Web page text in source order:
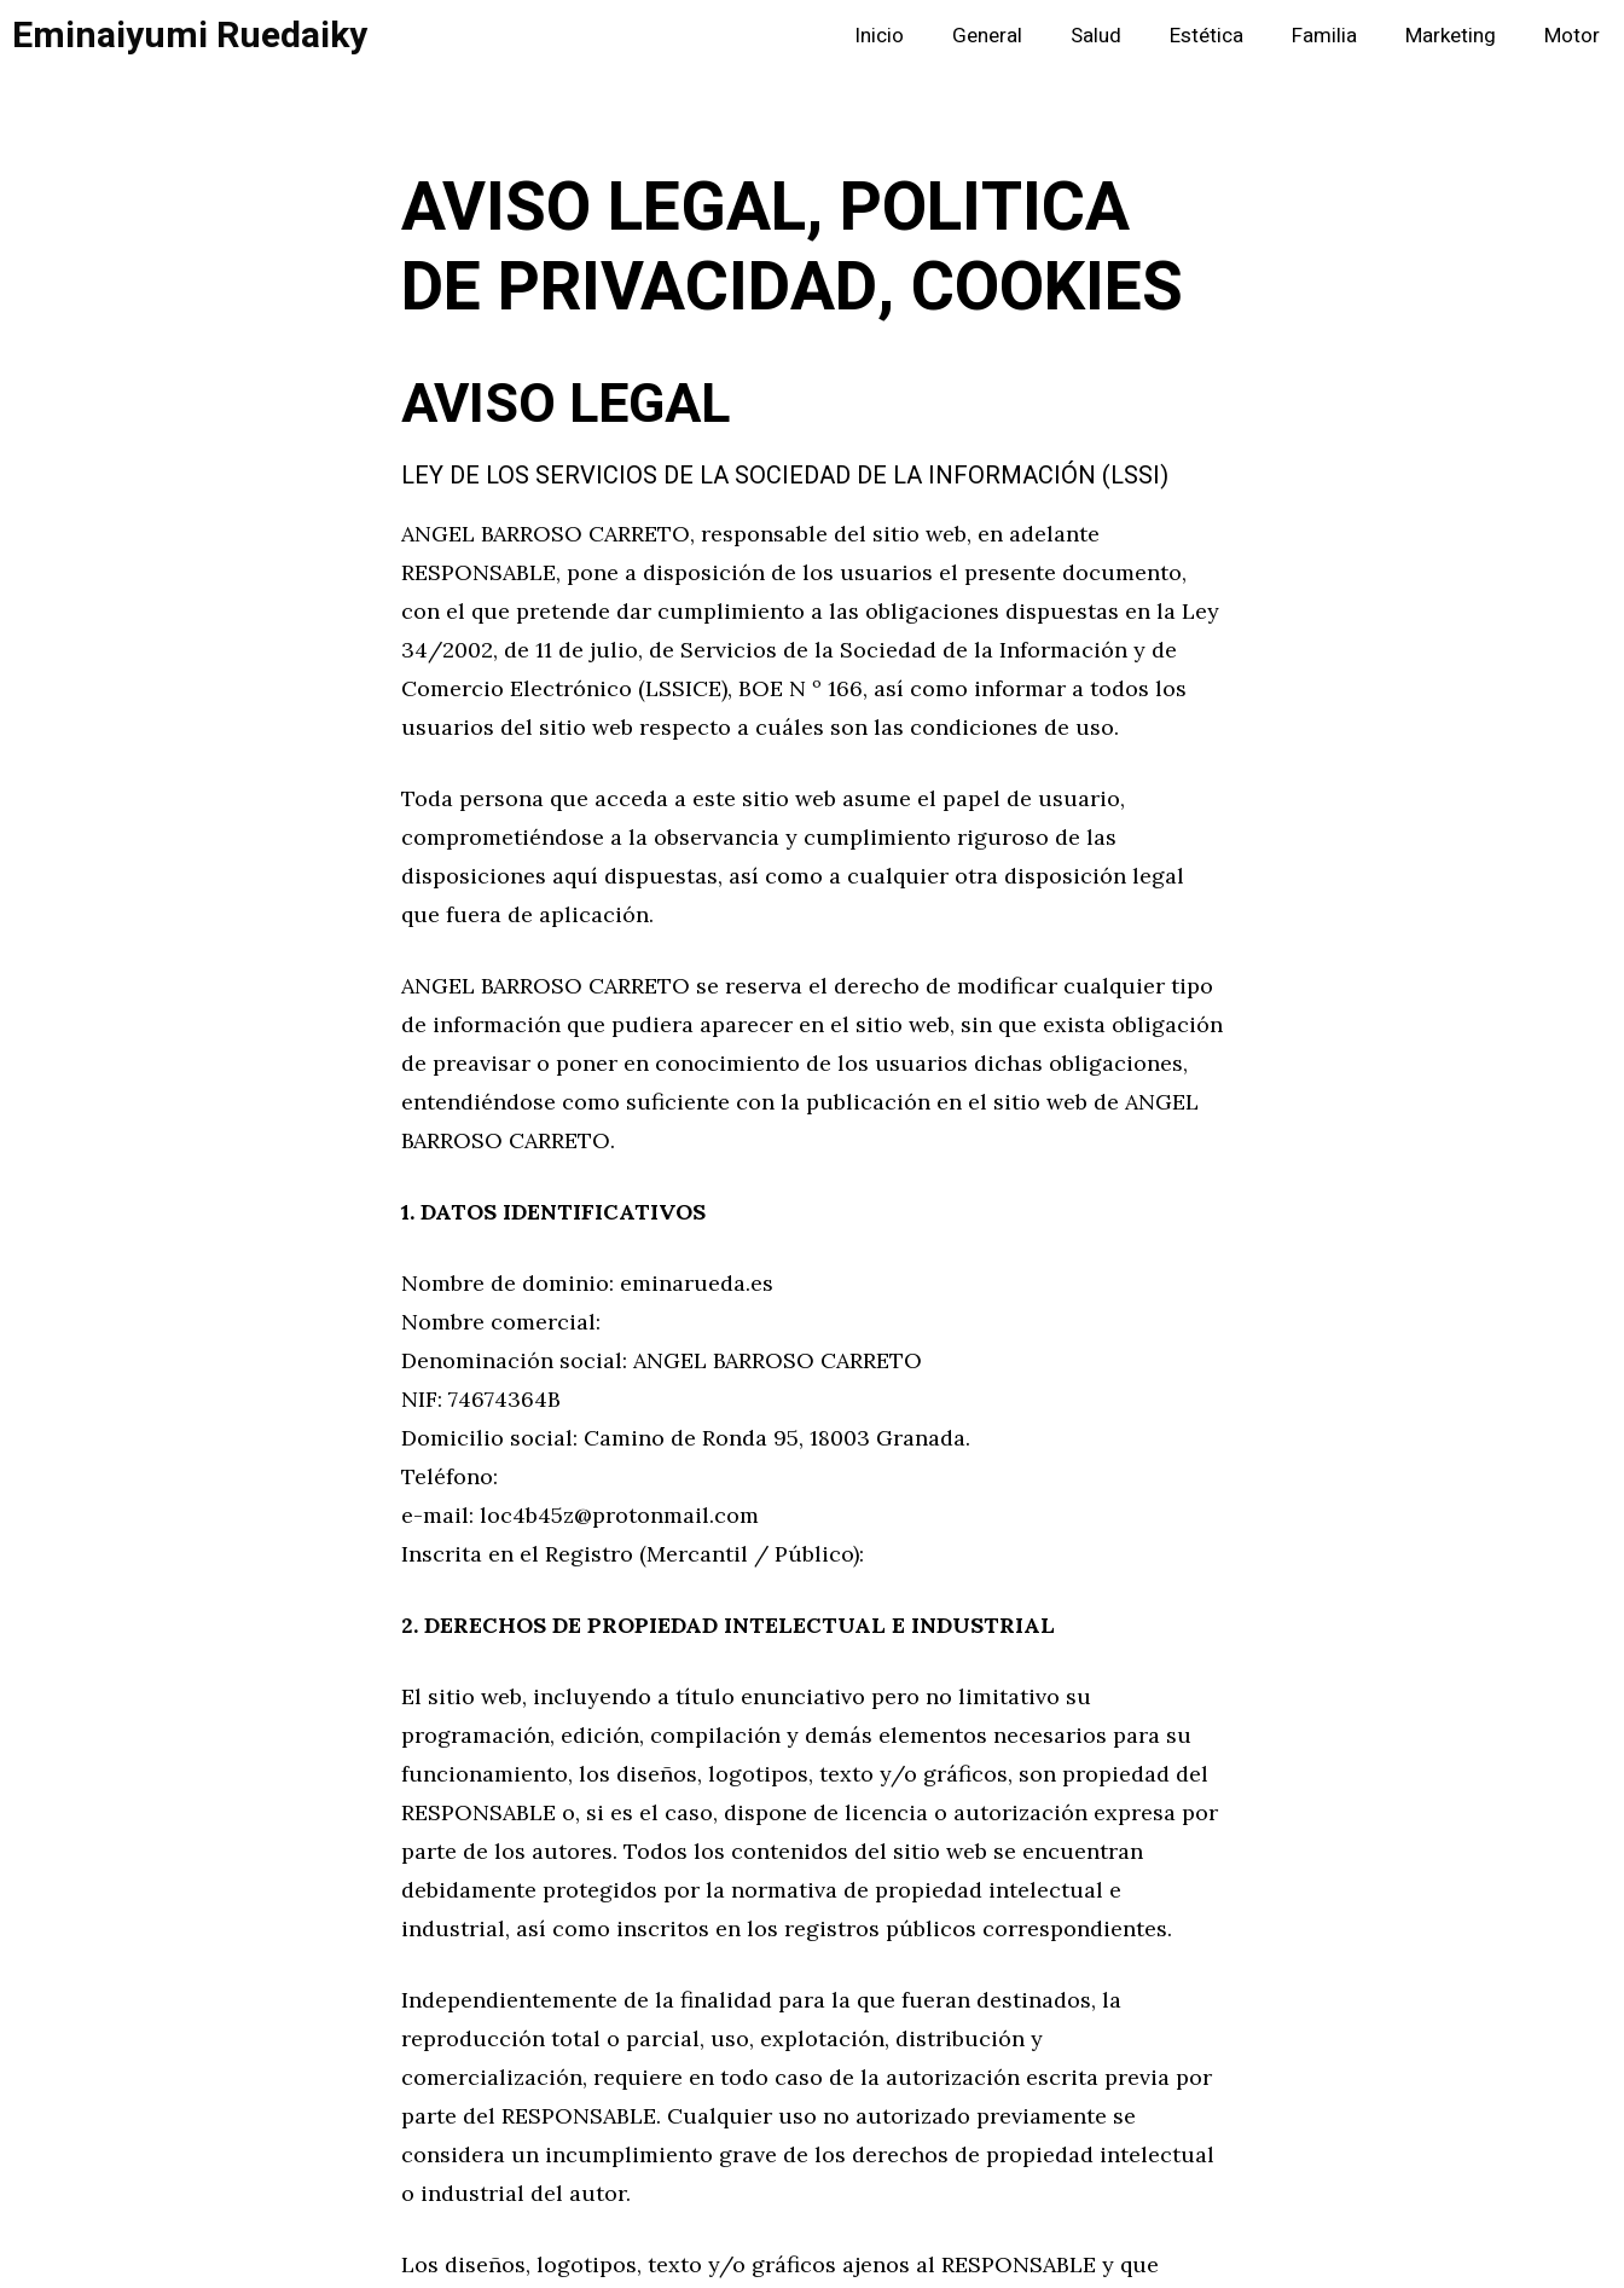
Saltar
alEminaiyumi Ruedaiky Inicio General Salud Estética Familia Marketing Motor
AVISO LEGAL, POLITICA
DE PRIVACIDAD, COOKIES
AVISO LEGAL
LEY DE LOS SERVICIOS DE LA SOCIEDAD DE LA INFORMACIÓN (LSSI)
ANGEL BARROSO CARRETO, responsable del sitio web, en adelante
RESPONSABLE, pone a disposición de los usuarios el presente documento,
con el que pretende dar cumplimiento a las obligaciones dispuestas en la Ley
34/2002, de 11 de julio, de Servicios de la Sociedad de la Información y de
Comercio Electrónico (LSSICE), BOE N º 166, así como informar a todos los
usuarios del sitio web respecto a cuáles son las condiciones de uso.
Toda persona que acceda a este sitio web asume el papel de usuario,
comprometiéndose a la observancia y cumplimiento riguroso de las
disposiciones aquí dispuestas, así como a cualquier otra disposición legal
que fuera de aplicación.
ANGEL BARROSO CARRETO se reserva el derecho de modificar cualquier tipo
de información que pudiera aparecer en el sitio web, sin que exista obligación
de preavisar o poner en conocimiento de los usuarios dichas obligaciones,
entendiéndose como suficiente con la publicación en el sitio web de ANGEL
BARROSO CARRETO.
1. DATOS IDENTIFICATIVOS
Nombre de dominio: eminarueda.es
Nombre comercial:
Denominación social: ANGEL BARROSO CARRETO
NIF: 74674364B
Domicilio social: Camino de Ronda 95, 18003 Granada.
Teléfono:
e-mail: loc4b45z@protonmail.com
Inscrita en el Registro (Mercantil / Público):
2. DERECHOS DE PROPIEDAD INTELECTUAL E INDUSTRIAL
El sitio web, incluyendo a título enunciativo pero no limitativo su
programación, edición, compilación y demás elementos necesarios para su
funcionamiento, los diseños, logotipos, texto y/o gráficos, son propiedad del
RESPONSABLE o, si es el caso, dispone de licencia o autorización expresa por
parte de los autores. Todos los contenidos del sitio web se encuentran
debidamente protegidos por la normativa de propiedad intelectual e
industrial, así como inscritos en los registros públicos correspondientes.
Independientemente de la finalidad para la que fueran destinados, la
reproducción total o parcial, uso, explotación, distribución y
comercialización, requiere en todo caso de la autorización escrita previa por
parte del RESPONSABLE. Cualquier uso no autorizado previamente se
considera un incumplimiento grave de los derechos de propiedad intelectual
o industrial del autor.
Los diseños, logotipos, texto y/o gráficos ajenos al RESPONSABLE y que